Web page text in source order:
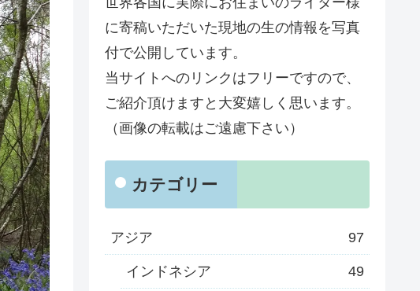
に寄稿いただいた現地の生の情報を写真
付で公開しています。
当サイトへのリンクはフリーですので、
ご紹介頂けますと大変嬉しく思います。
（画像の転載はご遠慮下さい）
カテゴリー
アジア 97
インドネシア 49